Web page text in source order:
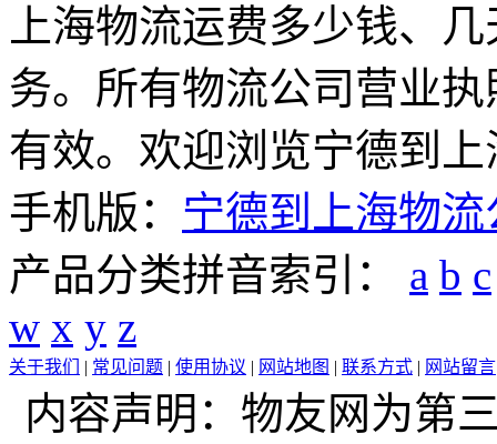
上海物流运费多少钱、
务。所有物流公司营业
有效。欢迎浏览宁德到
手机版： 宁德到上海物流
产品分类拼音索引： a b c
w x y z
关于我们 | 常见问题 | 使用协议 | 网站地图 | 联系方式 | 网站留言
内容声明：物友网为第